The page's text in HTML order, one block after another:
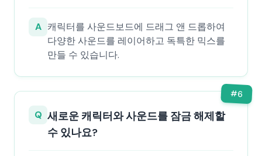
A 캐릭터를 사운드보드에 드래그 앤 드롭하여
다양한 사운드를 레이어하고 독특한 믹스를
만들 수 있습니다.
#6
Q 새로운 캐릭터와 사운드를 잠금 해제할
수 있나요?